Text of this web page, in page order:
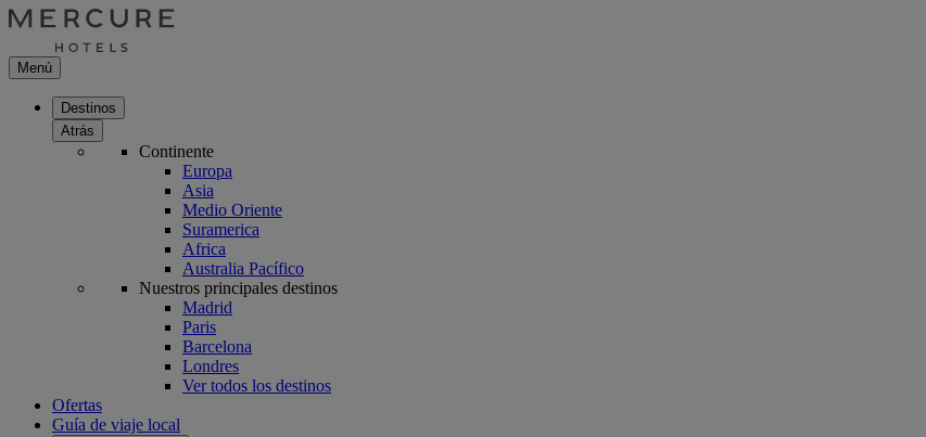
Menú
Destinos
Atrás
Continente
Europa
Asia
Medio Oriente
Suramerica
Africa
Australia Pacífico
Nuestros principales destinos
Madrid
Paris
Barcelona
Londres
Ver todos los destinos
Ofertas
Guía de viaje local